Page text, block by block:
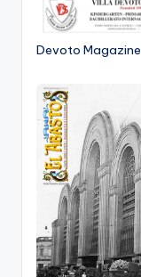
Devoto Magazine